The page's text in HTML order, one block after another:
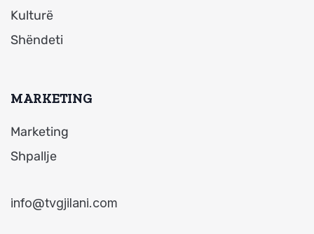
Kulturë
Shëndeti
MARKETING
Marketing
Shpallje
info@tvgjilani.com